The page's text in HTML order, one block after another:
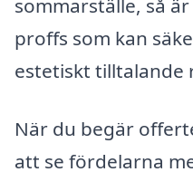
sommarställe, så
proffs som kan
estetiskt tilltalande
När du begär
att se fördelarna